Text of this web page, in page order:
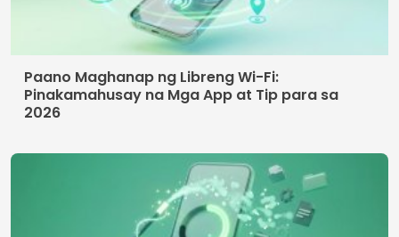
Paano Maghanap ng Libreng Wi-Fi:
Pinakamahusay na Mga App at Tip para sa
2026